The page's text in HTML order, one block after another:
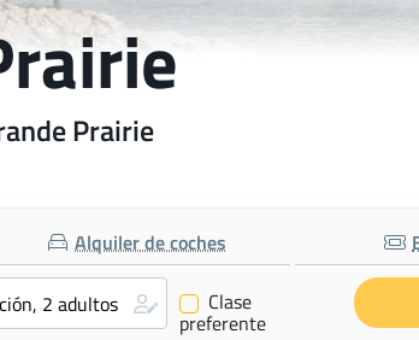
Prairie
Alquiler de coches
✔ Clase
preferente